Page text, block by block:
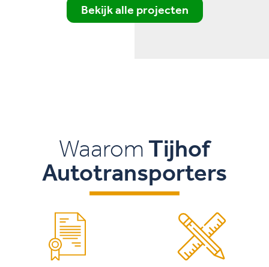
Bekijk alle projecten
Waarom Tijhof
Autotransporters